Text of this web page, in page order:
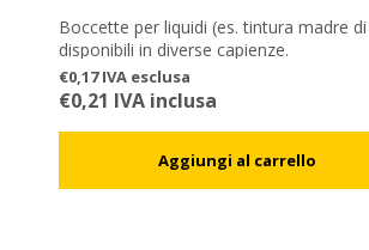
Boccette per liquidi (es. tintura madre
disponibili in diverse capienze.
€0,17 IVA esclusa
€0,21 IVA inclusa